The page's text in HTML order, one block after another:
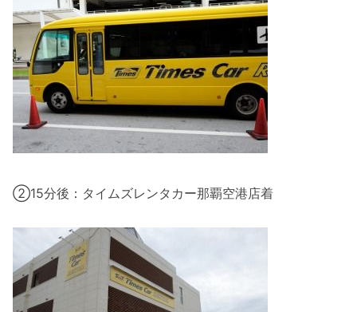
②15分後：タイムズレンタカー那覇空港店着